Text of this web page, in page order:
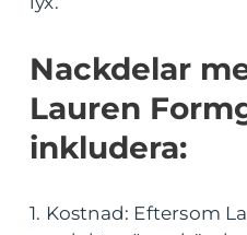
Nackdelar
Lauren
inkludera:
1. Kostnad: Eftersom